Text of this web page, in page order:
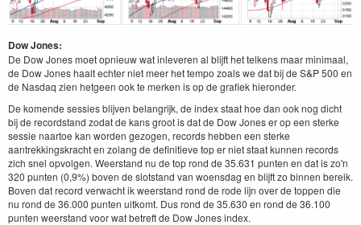
Dow Jones:
De Dow Jones moet opnieuw wat inleveren al blijft het telkens maar minimaal,
de Dow Jones haalt echter niet meer het tempo zoals we dat bij de S&P 500 en
de Nasdaq zien hetgeen ook te merken is op de grafiek hieronder.
De komende sessies blijven belangrijk, de index staat hoe dan ook nog dicht
bij de recordstand zodat de kans groot is dat de Dow Jones er op een sterke
sessie naartoe kan worden gezogen, records hebben een sterke
aantrekkingskracht en zolang de definitieve top er niet staat kunnen records
zich snel opvolgen. Weerstand nu de top rond de 35.631 punten en dat is zo'n
320 punten (0,9%) boven de slotstand van woensdag en blijft zo binnen bereik.
Boven dat record verwacht ik weerstand rond de rode lijn over de toppen die
nu rond de 36.000 punten uitkomt. Dus rond de 35.630 en rond de 36.100
punten weerstand voor wat betreft de Dow Jones index.